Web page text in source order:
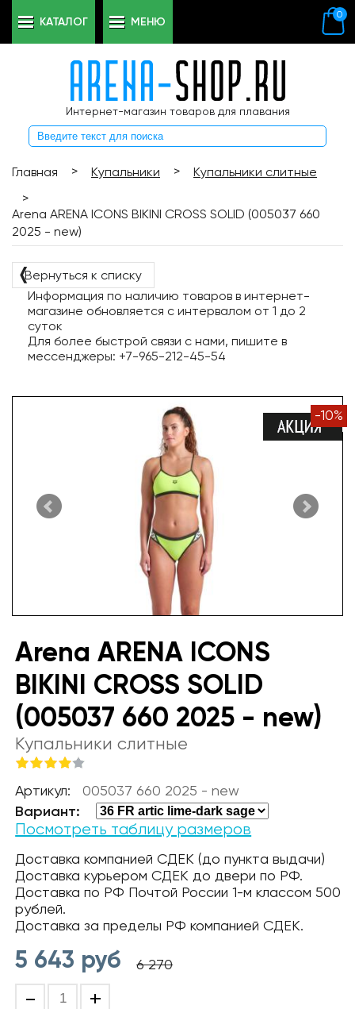
Интернет-магазин товаров для плавания
0
КАТАЛОГ МЕНЮ
Главная > Купальники >
Купальники слитные
>
Arena ARENA ICONS BIKINI CROSS SOLID (005037 660
2025 - new)
❬Вернуться к списку
Информация по наличию товаров в интернет-
магазине обновляется с интервалом от 1 до 2
суток
Для более быстрой связи с нами, пишите в
мессенджеры: +7-965-212-45-54
-10%
Arena ARENA ICONS
BIKINI CROSS SOLID
(005037 660 2025 - new)
Купальники слитные
Артикул: 005037 660 2025 - new
Вариант:
Посмотреть таблицу размеров
Доставка компанией СДЕК (до пункта выдачи)
Доставка курьером СДЕК до двери по РФ.
Доставка по РФ Почтой России 1-м классом 500
рублей.
Доставка за пределы РФ компанией СДЕК.
5 643 руб 6 270
- +